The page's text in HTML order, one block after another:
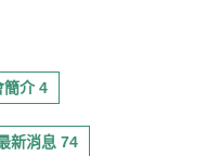
簡介 4
新消息 74